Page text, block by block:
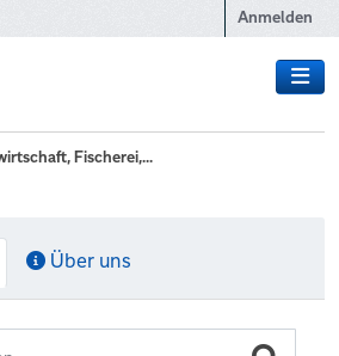
Anmelden
Fischerei,...
Über uns